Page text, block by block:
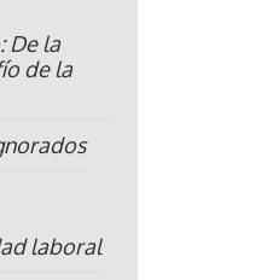
De la
de la
laboral